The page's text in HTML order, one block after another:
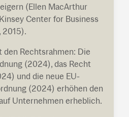
(Ellen MacArthur
Center for Business
2015).
den Rechtsrahmen: Die
(2024), das Recht
und die neue EU-
(2024) erhöhen den
Unternehmen erheblich.